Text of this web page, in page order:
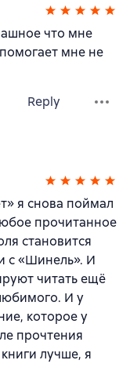
что мне
мне не
Reply
я снова поймал
прочитанное
становится
с «Шинель». И
читать ещё
И у
которое у
прочтения
лучше, я